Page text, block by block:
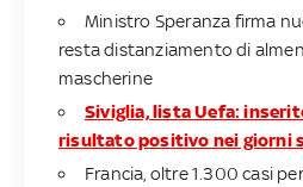
Ministro Speranza firma
resta distanziamento di
mascherine
Siviglia, lista Uefa:
risultato positivo nei giorni
Francia, oltre 1.300 casi